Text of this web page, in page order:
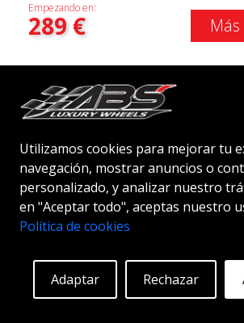
Utilizamos cookies para mejorar tu
navegación, mostrar anuncios o
personalizado, y analizar nuestro
en "Aceptar todo", aceptas nuestro
Política de cookies
Rechazar
Adaptar
Empezando en:
289€
ABS F33